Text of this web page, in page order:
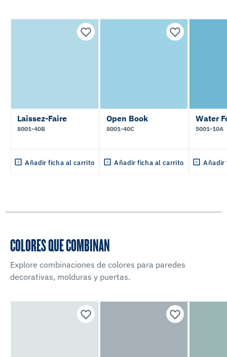
Laissez-Faire
8001-40B
Añadir ficha al carrito
Open Book
8001-40C
Añadir ficha al carrito
Water
5001-10A
Añadir
COLORES QUE COMBINAN
Explore combinaciones de colores para paredes
decorativas, molduras y puertas.